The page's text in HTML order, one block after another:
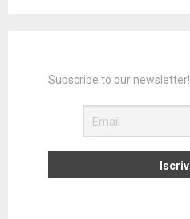
Subscribe to our newsletter!